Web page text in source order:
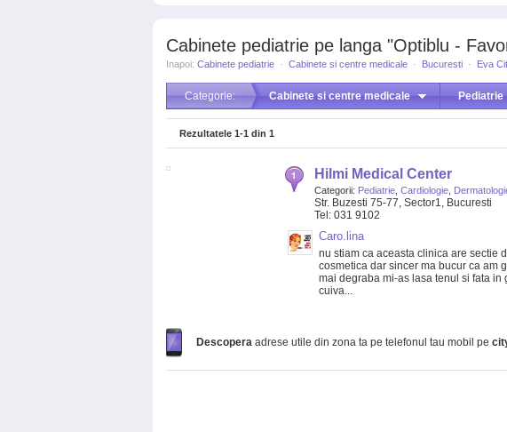
Cabinete pediatrie pe langa "Optiblu -
Inapoi: Cabinete pediatrie · Cabinete si centre medicale · Bucuresti · Eva
Categorie: Cabinete si centre medicale Pediatrie
Rezultatele 1-1 din 1
Hilmi Medical Center
Categorii: Pediatrie Cardiologie
Str. Buzesti 75-77, Sector1, Bucuresti
Tel: 031 9102
Caro.lina
nu stiam ca aceasta clinica are sectie
cosmetica dar sincer ma bucur ca am
mai degraba mi-as lasa tenul si fata in
cuiva...
Descopera adrese utile din zona ta pe telefonul tau mobil pe